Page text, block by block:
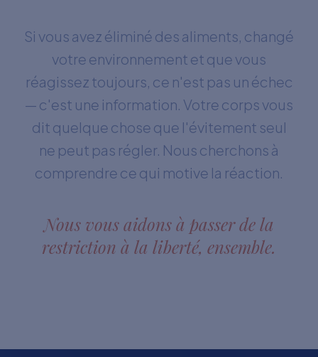
Si vous avez éliminé des aliments, changé
votre environnement et que vous
réagissez toujours, ce n'est pas un échec
— c'est une information. Votre corps vous
dit quelque chose que l'évitement seul
ne peut pas régler. Nous cherchons à
comprendre ce qui motive la réaction.
Nous vous aidons à passer de la
restriction à la liberté, ensemble.